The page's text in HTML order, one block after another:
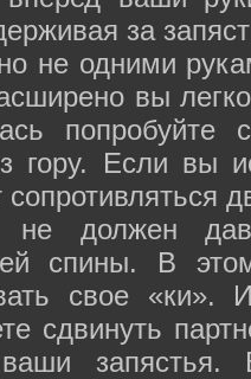
за
не одними
вы
попробуйте
гору. Если вы
сопротивляться
не должен
спины. В
свое «ки».
сдвинуть
запястья.